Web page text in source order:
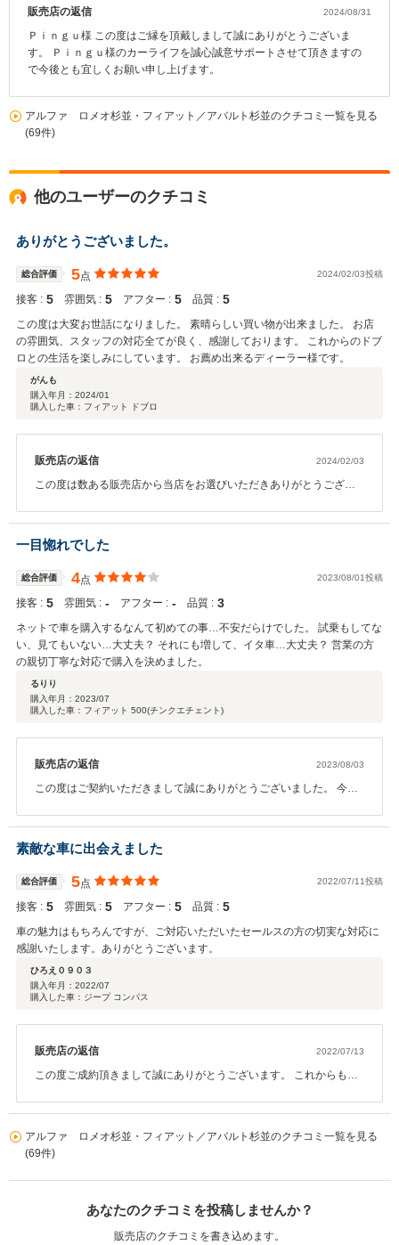
販売店の返信 2024/08/31
Ｐｉｎｇｕ様 この度はご縁を頂戴しまして誠にありがとうございま
す。 Ｐｉｎｇｕ様のカーライフを誠心誠意サポートさせて頂きますの
で今後とも宜しくお願い申し上げます。
アルファ ロメオ杉並・フィアット／アバルト杉並のクチコミ一覧を見る
(69件)
他のユーザーのクチコミ
ありがとうございました。
総合評価 5点 2024/02/03投稿
接客 : 5 雰囲気 : 5 アフター : 5 品質 : 5
この度は大変お世話になりました。 素晴らしい買い物が出来ました。 お店
の雰囲気、スタッフの対応全てが良く、感謝しております。 これからのドブ
ロとの生活を楽しみにしています。 お薦め出来るディーラー様です。
がんも
購入年月： 2024/01
購入した車：フィアット ドブロ
販売店の返信 2024/02/03
この度は数ある販売店から当店をお選びいただきありがとうござい
一目惚れでした
総合評価 4点 2023/08/01投稿
接客 : 5 雰囲気 : ‐ アフター : ‐ 品質 : 3
ネットで車を購入するなんて初めての事…不安だらけでした。 試乗もしてな
い、見てもいない…大丈夫？ それにも増して、イタ車…大丈夫？ 営業の方
の親切丁寧な対応で購入を決めました。
るりり
購入年月： 2023/07
購入した車：フィアット 500(チンクエチェント)
販売店の返信 2023/08/03
この度はご契約いただきまして誠にありがとうございました。 今回
のことで、ご不明点がございましたらお気軽にお問い合わせくださ
い。 今後とも、どうぞ宜しくお願い致します。
素敵な車に出会えました
総合評価 5点 2022/07/11投稿
接客 : 5 雰囲気 : 5 アフター : 5 品質 : 5
車の魅力はもちろんですが、ご対応いただいたセールスの方の切実な対応に
感謝いたします。ありがとうございます。
ひろえ０９０３
購入年月： 2022/07
購入した車：ジープ コンパス
販売店の返信 2022/07/13
この度ご成約頂きまして誠にありがとうございます。 これからも長
アルファ ロメオ杉並・フィアット／アバルト杉並のクチコミ一覧を見る
(69件)
あなたのクチコミを投稿しませんか？
販売店のクチコミを書き込めます。